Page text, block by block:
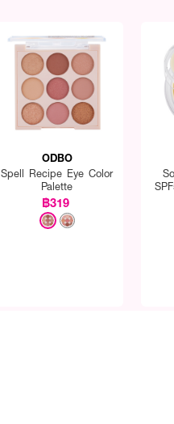
ODBO
Spell Recipe Eye Color
Palette
฿319